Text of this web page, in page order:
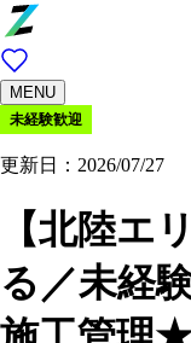
MENU
未経験歓迎
更新日：2026/07/27
【北陸エ
る／未経